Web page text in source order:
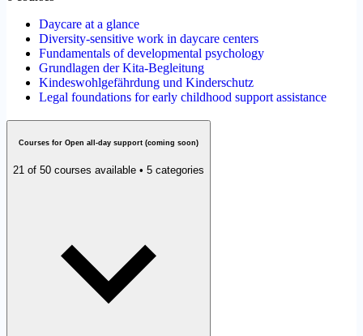
Daycare at a glance
Diversity-sensitive work in daycare centers
Fundamentals of developmental psychology
Grundlagen der Kita-Begleitung
Kindeswohlgefährdung und Kinderschutz
Legal foundations for early childhood support assistance
Courses for Open all-day support (coming soon)
21 of 50 courses available • 5 categories